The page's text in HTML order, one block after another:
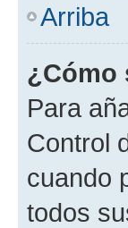
Arriba
¿Cómo
Para
Control
cuando
todos